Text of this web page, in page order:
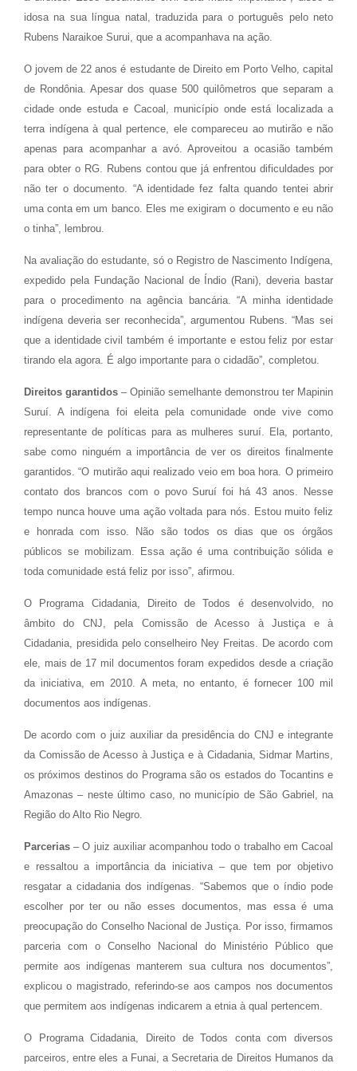
idosa na sua língua natal, traduzida para o português pelo neto
Rubens Naraikoe Surui, que a acompanhava na ação.
O jovem de 22 anos é estudante de Direito em Porto Velho, capital
de Rondônia. Apesar dos quase 500 quilômetros que separam a
cidade onde estuda e Cacoal, município onde está localizada a
terra indígena à qual pertence, ele compareceu ao mutirão e não
apenas para acompanhar a avó. Aproveitou a ocasião também
para obter o RG. Rubens contou que já enfrentou dificuldades por
não ter o documento. “A identidade fez falta quando tentei abrir
uma conta em um banco. Eles me exigiram o documento e eu não
o tinha”, lembrou.
Na avaliação do estudante, só o Registro de Nascimento Indígena,
expedido pela Fundação Nacional de Índio (Rani), deveria bastar
para o procedimento na agência bancária. “A minha identidade
indígena deveria ser reconhecida”, argumentou Rubens. “Mas sei
que a identidade civil também é importante e estou feliz por estar
tirando ela agora. É algo importante para o cidadão”, completou.
Direitos garantidos – Opinião semelhante demonstrou ter Mapinin
Suruí. A indígena foi eleita pela comunidade onde vive como
representante de políticas para as mulheres suruí. Ela, portanto,
sabe como ninguém a importância de ver os direitos finalmente
garantidos. “O mutirão aqui realizado veio em boa hora. O primeiro
contato dos brancos com o povo Suruí foi há 43 anos. Nesse
tempo nunca houve uma ação voltada para nós. Estou muito feliz
e honrada com isso. Não são todos os dias que os órgãos
públicos se mobilizam. Essa ação é uma contribuição sólida e
toda comunidade está feliz por isso”, afirmou.
O Programa Cidadania, Direito de Todos é desenvolvido, no
âmbito do CNJ, pela Comissão de Acesso à Justiça e à
Cidadania, presidida pelo conselheiro Ney Freitas. De acordo com
ele, mais de 17 mil documentos foram expedidos desde a criação
da iniciativa, em 2010. A meta, no entanto, é fornecer 100 mil
documentos aos indígenas.
De acordo com o juiz auxiliar da presidência do CNJ e integrante
da Comissão de Acesso à Justiça e à Cidadania, Sidmar Martins,
os próximos destinos do Programa são os estados do Tocantins e
Amazonas – neste último caso, no município de São Gabriel, na
Região do Alto Rio Negro.
Parcerias – O juiz auxiliar acompanhou todo o trabalho em Cacoal
e ressaltou a importância da iniciativa – que tem por objetivo
resgatar a cidadania dos indígenas. “Sabemos que o índio pode
escolher por ter ou não esses documentos, mas essa é uma
preocupação do Conselho Nacional de Justiça. Por isso, firmamos
parceria com o Conselho Nacional do Ministério Público que
permite aos indígenas manterem sua cultura nos documentos”,
explicou o magistrado, referindo-se aos campos nos documentos
que permitem aos indígenas indicarem a etnia à qual pertencem.
O Programa Cidadania, Direito de Todos conta com diversos
parceiros, entre eles a Funai, a Secretaria de Direitos Humanos da